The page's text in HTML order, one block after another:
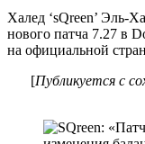
Халед ‘sQreen’ Эль-
нового патча 7.27 в
на официальной
[Публикуется с